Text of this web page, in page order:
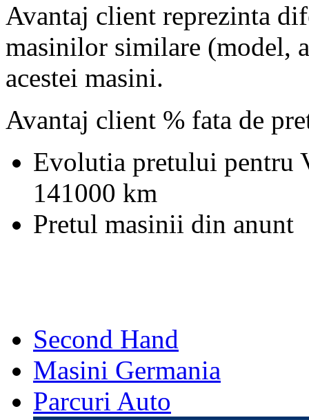
Avantaj client reprezinta
masinilor similare (model,
acestei masini.
Avantaj client % fata de
Evolutia pretului pentru
141000 km
Pretul masinii din anunt
Second Hand
Masini Germania
Parcuri Auto